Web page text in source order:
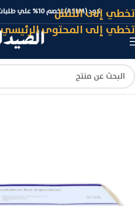
تخطي إلى التنقل
تخطي إلى المحتوى الرئيسي
كود (ASLM) لخصم 10% علي طلبات الجملة الأعلي من 7000 جنيه